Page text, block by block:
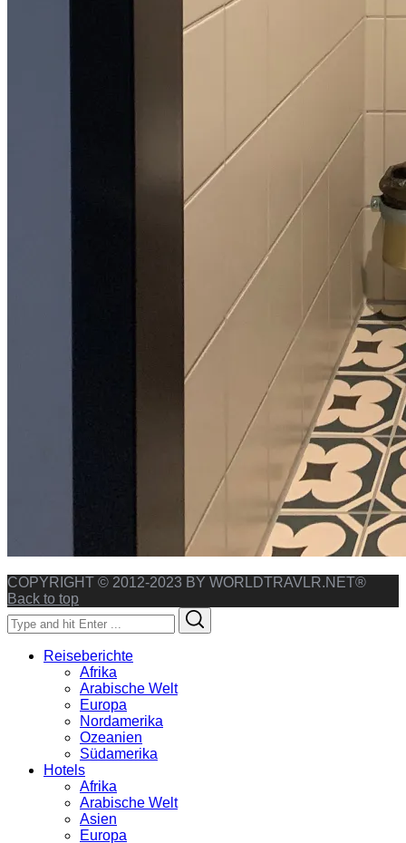
COPYRIGHT © 2012-2023 BY WORLDTRAVLR.NET®
Back to top
Search
for:
Reiseberichte
Afrika
Arabische Welt
Europa
Nordamerika
Ozeanien
Südamerika
Hotels
Afrika
Arabische Welt
Asien
Europa